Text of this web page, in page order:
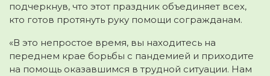
подчеркнув, что этот праздник объединяет всех,
кто готов протянуть руку помощи согражданам.
«В это непростое время, вы находитесь на
переднем крае борьбы с пандемией и приходите
на помощь оказавшимся в трудной ситуации. Нам